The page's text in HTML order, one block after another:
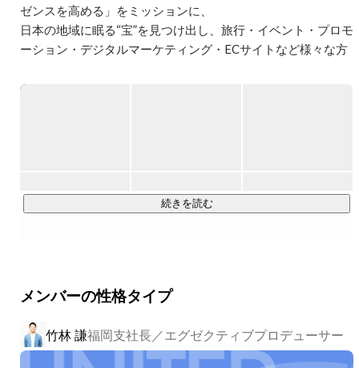
ゼンスを高める」をミッションに、
日本の地域に眠る“宝”を見つけ出し、旅行・イベント・プロモ
ーション・デジタルマーケティング・ECサイトなど様々な方
ビジネスの火種になるようなコト、モノ、人とつながりそれ
を世界へ発信。
続きを読む
メンバーの性格タイプ
竹林 謙福岡支社長／エグゼクティブプロデューサー